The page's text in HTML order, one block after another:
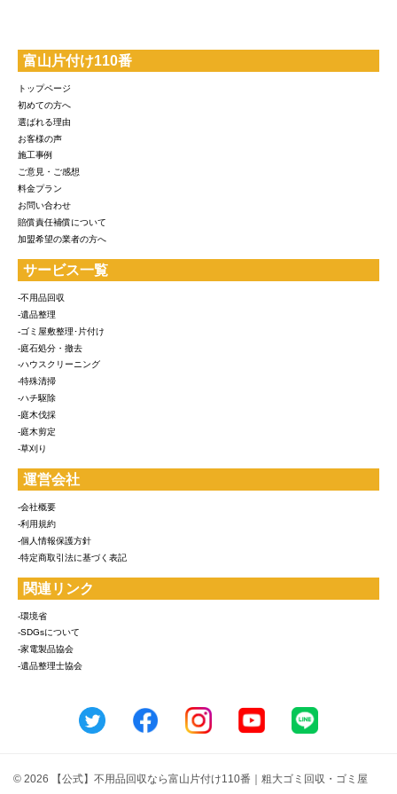
富山片付け110番
トップページ
初めての方へ
選ばれる理由
お客様の声
施工事例
ご意見・ご感想
料金プラン
お問い合わせ
賠償責任補償について
加盟希望の業者の方へ
サービス一覧
-不用品回収
-遺品整理
-ゴミ屋敷整理･片付け
-庭石処分・撤去
-ハウスクリーニング
-特殊清掃
-ハチ駆除
-庭木伐採
-庭木剪定
-草刈り
運営会社
-会社概要
-利用規約
-個人情報保護方針
-特定商取引法に基づく表記
関連リンク
-環境省
-SDGsについて
-家電製品協会
-遺品整理士協会
© 2026 【公式】不用品回収なら富山片付け110番｜粗大ゴミ回収・ゴミ屋